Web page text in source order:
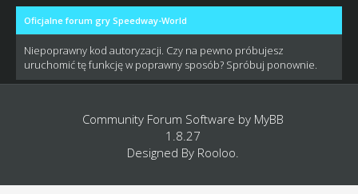
Oficjalne forum gry Speedway-World
Niepoprawny kod autoryzacji. Czy na pewno próbujesz
uruchomić tę funkcję w poprawny sposób? Spróbuj ponownie.
Community Forum Software by MyBB
1.8.27
Designed By Rooloo.